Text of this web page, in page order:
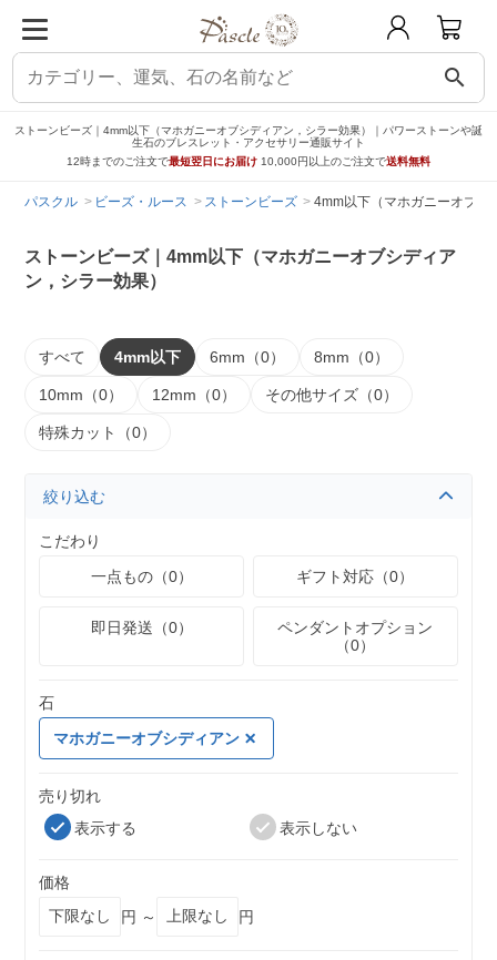
search
ストーンビーズ｜4mm以下（マホガニーオブシディアン，シラー効果）｜パワーストーンや誕
生石のブレスレット・アクセサリー通販サイト
12時までのご注文で最短翌日にお届け 10,000円以上のご注文で送料無料
パスクル ビーズ・ルース ストーンビーズ 4mm以下（マホガニーオブシ
ストーンビーズ｜4mm以下（マホガニーオブシディア
ン，シラー効果）
すべて 4mm以下 6mm（0） 8mm（0）
10mm（0） 12mm（0） その他サイズ（0）
特殊カット（0）
絞り込む
こだわり
一点もの（0）
ギフト対応（0）
即日発送（0）
ペンダントオプション
（0）
石
マホガニーオブシディアン
売り切れ
表示する
表示しない
価格
円 ～
円